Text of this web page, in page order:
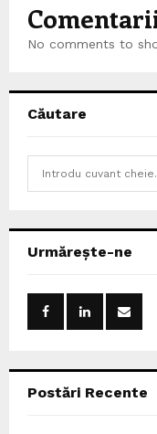
No comments to
Căutare
h
Urmărește-ne
Postări Recente